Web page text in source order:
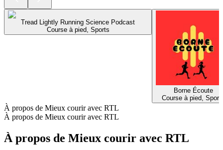
Tread Lightly Running Science Podcast
Course à pied, Sports
Borne Écoute
Course à pied,
À propos de Mieux courir avec RTL
À propos de Mieux courir avec RTL
À propos de Mieux courir avec RTL